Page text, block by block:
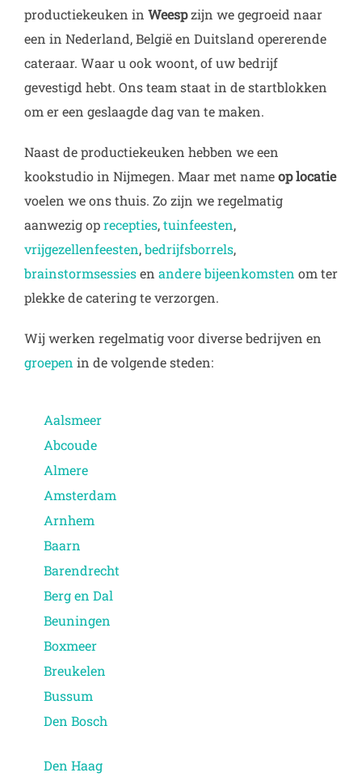
productiekeuken in Weespzijn we gegroeid naar
een in Nederland, België en Duitsland opererende
cateraar. Waar u ook woont, of uw bedrijf
gevestigd hebt. Ons team staat in de startblokken
om er een geslaagde dag van te maken.
Naast de productiekeuken hebben we een
kookstudio in Nijmegen. Maar met nameop locatie
voelen we ons thuis. Zo zijn we regelmatig
aanwezig oprecepties,tuinfeesten,
vrijgezellenfeesten,bedrijfsborrels,
brainstormsessiesen andere bijeenkomsten om ter
plekke de catering te verzorgen.
Wij werken regelmatig voor diverse bedrijven en
groepen in de volgende steden:
Aalsmeer
Abcoude
Almere
Amsterdam
Arnhem
Baarn
Barendrecht
Berg en Dal
Beuningen
Boxmeer
Breukelen
Bussum
Den Bosch
Den Haag